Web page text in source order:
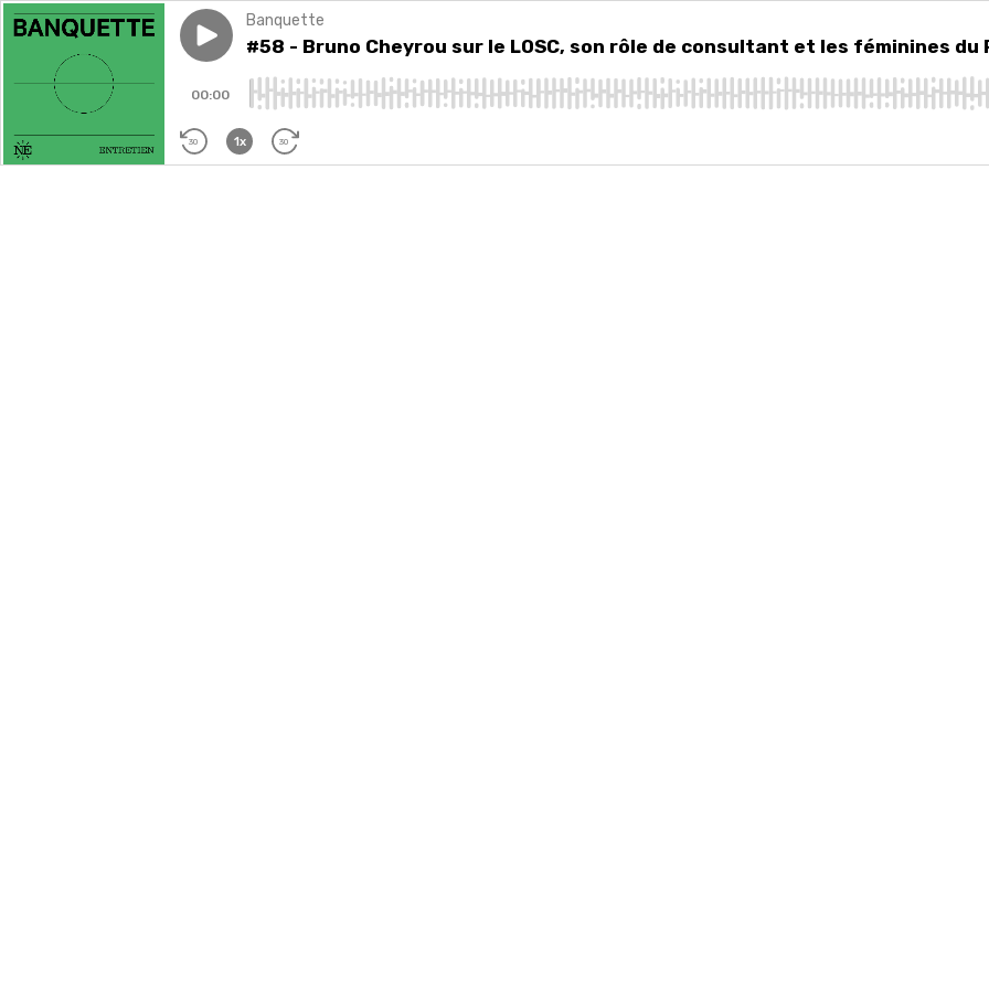
Play episode#58 - Bruno Cheyrou sur le LOSC, son rôle de consultant et les féminines du PSG
Banquette
#58 - Bruno Cheyrou sur le LOSC, son rôle de consultant et les féminines du
00:00
30 1x 30